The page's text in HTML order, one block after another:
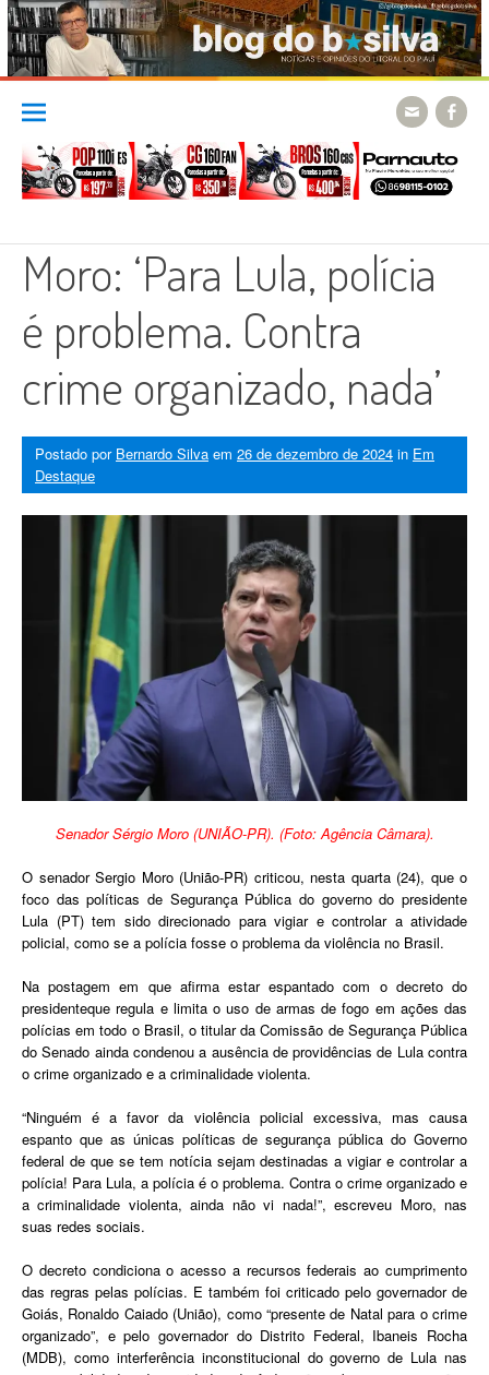
Skip
content
Moro: ‘Para Lula, polícia
é problema. Contra
crime organizado, nada’
Postado por Bernardo Silva em 26 de dezembro de 2024 in Em
Destaque
Senador Sérgio Moro (UNIÃO-PR). (Foto: Agência Câmara).
O senador Sergio Moro (União-PR) criticou, nesta quarta (24), que o
foco das políticas de Segurança Pública do governo do presidente
Lula (PT) tem sido direcionado para vigiar e controlar a atividade
policial, como se a polícia fosse o problema da violência no Brasil.
Na postagem em que afirma estar espantado com o decreto do
presidenteque regula e limita o uso de armas de fogo em ações das
polícias em todo o Brasil, o titular da Comissão de Segurança Pública
do Senado ainda condenou a ausência de providências de Lula contra
o crime organizado e a criminalidade violenta.
“Ninguém é a favor da violência policial excessiva, mas causa
espanto que as únicas políticas de segurança pública do Governo
federal de que se tem notícia sejam destinadas a vigiar e controlar a
polícia! Para Lula, a polícia é o problema. Contra o crime organizado e
a criminalidade violenta, ainda não vi nada!”, escreveu Moro, nas
suas redes sociais.
O decreto condiciona o acesso a recursos federais ao cumprimento
das regras pelas polícias. E também foi criticado pelo governador de
Goiás, Ronaldo Caiado (União), como “presente de Natal para o crime
organizado”, e pelo governador do Distrito Federal, Ibaneis Rocha
(MDB), como interferência inconstitucional do governo de Lula nas